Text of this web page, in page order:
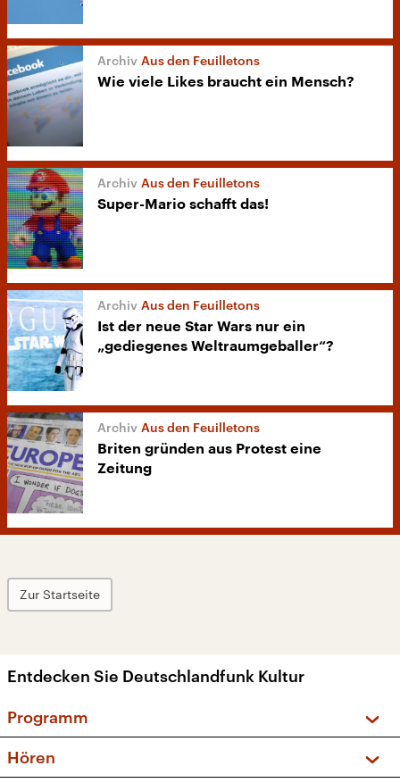
Aus den Feuilletons
Wie viele Likes braucht ein Mensch?
Aus den Feuilletons
Super-Mario schafft das!
Aus den Feuilletons
Ist der neue Star Wars nur ein
„gediegenes Weltraumgeballer“?
Aus den Feuilletons
Briten gründen aus Protest eine
Zeitung
Zur Startseite
Entdecken Sie Deutschlandfunk Kultur
Programm
Sendungen und Podcasts
Hören